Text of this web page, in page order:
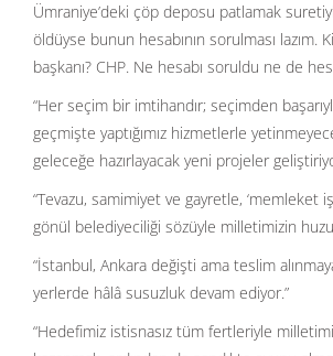
Ümraniye’deki çöp deposu patlamak
öldüyse bunun hesabının sorulması lazım.
başkanı? CHP. Ne hesabı soruldu ne de
“Her seçim bir imtihandır; seçimden
geçmişte yaptığımız hizmetlerle
geleceğe hazırlayacak yeni projeler
“Tevazu, samimiyet ve gayretle, ‘memleket
gönül belediyeciliği sözüyle milletimizin
“İstanbul, Ankara değişti ama teslim
yerlerde hâlâ susuzluk devam ediyor.”
“Hedefimiz istisnasız tüm fertleriyle